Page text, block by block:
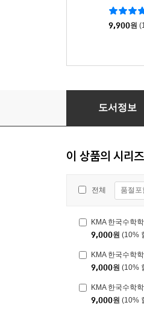
9,900원
KMA 한국수학
도서정보
이 상품의 시리즈
전체 품절포
KMA 한국수학
9,000원 (10%
KMA 한국수학
9,000원 (10%
KMA 한국수학
9,000원 (10%